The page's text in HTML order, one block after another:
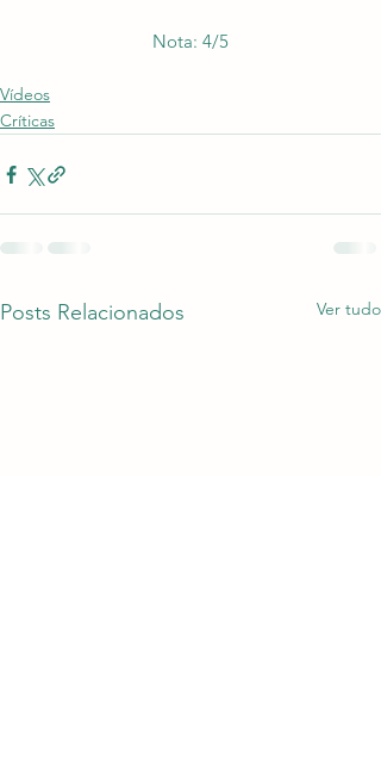
Nota: 4/5
Vídeos
Críticas
Posts Relacionados Ver tudo